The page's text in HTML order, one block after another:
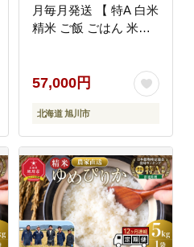
月毎月発送 【 特A 白米
精米 ご飯 ごはん 米
道ふるさと納税 旭川市
57,000円
北海道 旭川市